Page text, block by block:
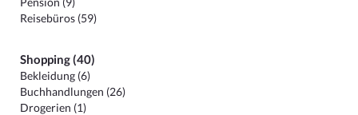
Reisebüros (59)
Shopping (40)
Bekleidung (6)
Buchhandlungen (26)
Drogerien (1)